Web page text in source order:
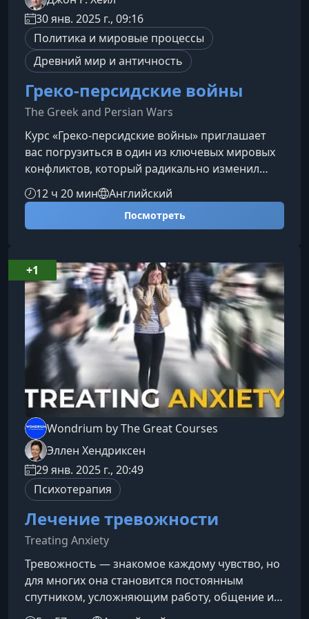
30 янв. 2025 г., 09:16
Политика и мировые процессы
Древний мир и античность
Греко-персидские войны
The Greek and Persian Wars
Курс «Греко-персидские войны» приглашает
вас погрузиться в один из ключевых мировых
конфликтов, который радикально изменил
политическую, культурную и стратегическую
карту древнего мира. Узнайте, как
противостояние греческих полисов и
государственного управления.О курсеВ рамках
этого курса вы последовательно проследите
ход событий от истоков конфликта до
формирования нового
12 ч 20 мин Английский
Посмотреть
Wondrium by The Great Courses
Эллен Хендриксен
29 янв. 2025 г., 20:49
Психотерапия
Лечение тревожности
Treating Anxiety
Тревожность — знакомое каждому чувство, но
для многих она становится постоянным
спутником, усложняющим работу, общение и
отдых. Этот курс поможет понять природу
+1